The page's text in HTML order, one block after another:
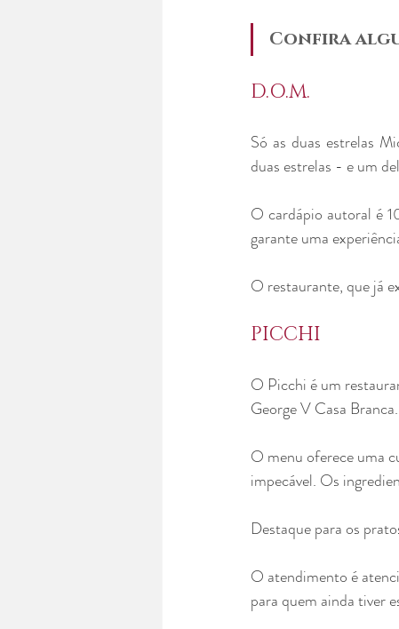
Confira
D.O.M.
Só as duas estrelas
duas estrelas - e um
O cardápio autoral é
garante uma
PICCHI
O Picchi é um
George V Casa
O menu oferece uma
impecável. Os
Destaque para os
O atendimento é
para quem ainda tiver